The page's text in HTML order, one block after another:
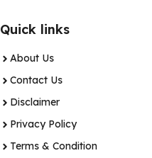
Quick links
About Us
Contact Us
Disclaimer
Privacy Policy
Terms & Condition